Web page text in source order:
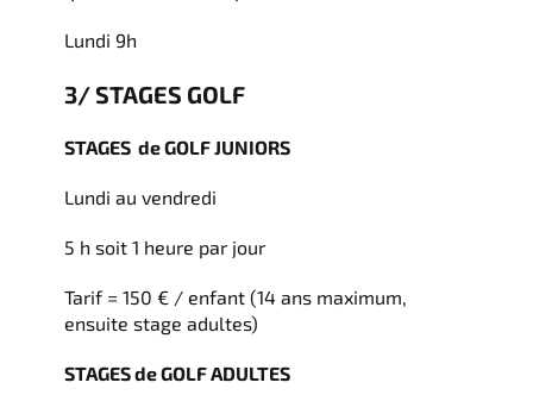
Lundi 9h
3/ STAGES GOLF
STAGES de GOLF JUNIORS
Lundi au vendredi
5 h soit 1 heure par jour
Tarif = 150 € / enfant (14 ans maximum,
ensuite stage adultes)
STAGES de GOLF ADULTES